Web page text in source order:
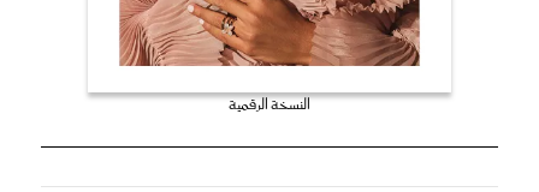
النسخة الرقمية